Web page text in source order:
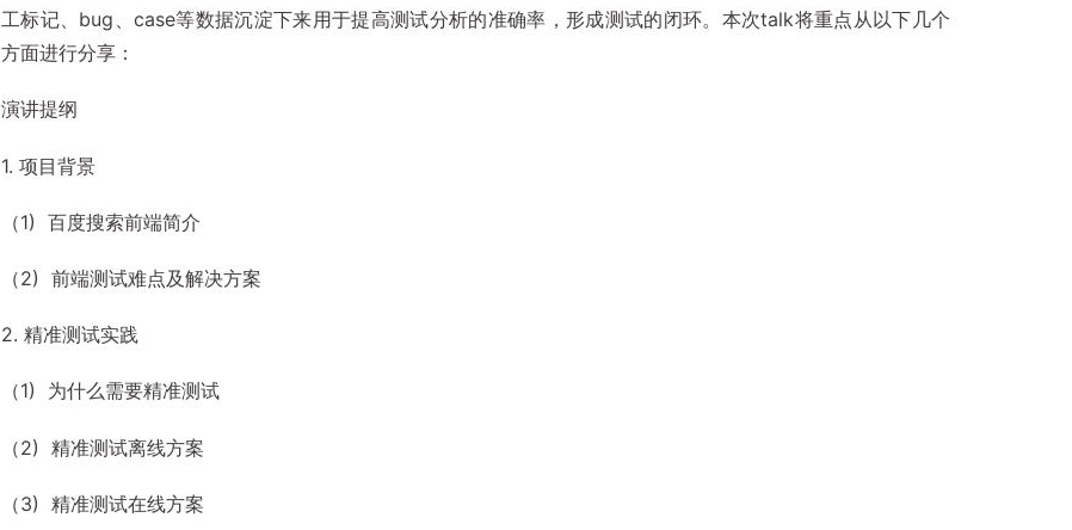
工标记、bug、case等数据沉淀下来用于提高测试分析的准确率，形成测试的闭环。本次talk将重点从以下几个
方面进行分享：
演讲提纲
1. 项目背景
（1) 百度搜索前端简介
（2) 前端测试难点及解决方案
2. 精准测试实践
（1) 为什么需要精准测试
（2) 精准测试离线方案
（3) 精准测试在线方案